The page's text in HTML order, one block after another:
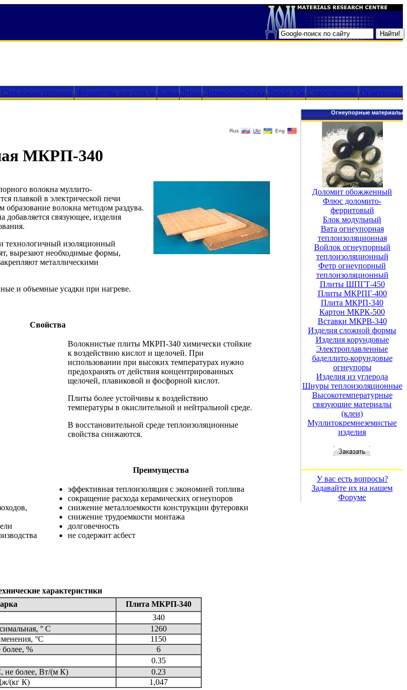
Стеклоконструкции Фурнитура для стекла КовкаЛитье Деревообработка Тросы н/ж Судостроение Огнеупоры
Rus Ukr Eng
МКРП-340
волокна муллито-
плавкой в электрической печи
волокна методом раздува.
добавляется связующее, изделия
технологичный изоляционный
вырезают необходимые формы,
металлическими
и объемные усадки при нагреве.
Свойства
Волокнистые плиты МКРП-340 химически стойкие
к воздействию кислот и щелочей. При
использовании при высоких температурах нужно
предохранять от действия концентрированных
щелочей, плавиковой и фосфорной кислот.
Плиты более устойчивы к воздействию
температуры в окислительной и нейтральной среде.
В восстановительной среде теплоизоляционные
свойства снижаются.
Преимущества
эффективная теплоизоляция с экономией топлива
сокращение расхода керамических огнеупоров
снижение металлоемкости конструкции футеровки
снижение трудоемкости монтажа
долговечность
не содержит асбест
характеристики
Плита МКРП-340
340
° С
1260
°С
1150
%
6
0.35
не более, Вт/(м К)
0.23
(кг К)
1,047
Огнеупорные материалы
Доломит обожженный
Флюс доломито-
ферритовый
Блок модульный
Вата огнеупорная
теплоизоляционная
Войлок огнеупорный
теплоизоляционный
Фетр огнеупорный
теплоизоляционный
Плиты ШПГТ-450
Плиты МКРПГ-400
Плита МКРП-340
Картон МКРК-500
Вставки МКРВ-340
Изделия сложной формы
Изделия корундовые
Электроплавленные
баделлито-корундовые
огнеупоры
Изделия из углерода
Шнуры теплоизоляционные
Высокотемпературные
связующие материалы
(клеи)
Муллитокремнеземистые
изделия
У вас есть вопpосы?
Задавайте их на нашем
Форуме